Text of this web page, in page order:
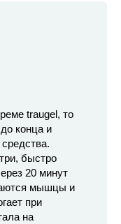
traugel, то
конца и
быстро
20 минут
мышцы и
при
на